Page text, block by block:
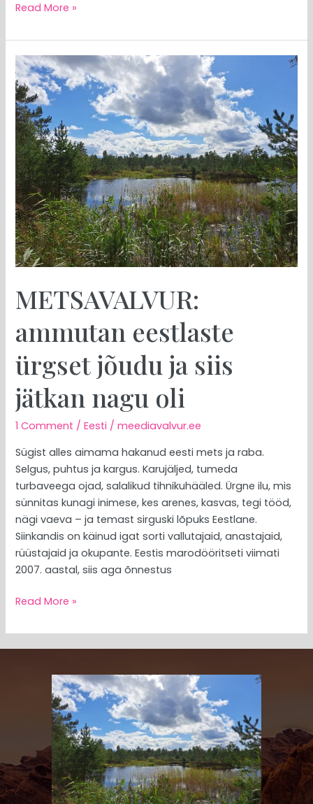
Read More »
METSAVALVUR:
ammutan eestlaste
ürgset jõudu ja siis
jätkan nagu oli
1 Comment /Eesti /meediavalvur.ee
Sügist alles aimama hakanud eesti mets ja raba.
Selgus, puhtus ja kargus. Karujäljed, tumeda
turbaveega ojad, salalikud tihnikuhääled. Ürgne ilu, mis
sünnitas kunagi inimese, kes arenes, kasvas, tegi tööd,
nägi vaeva – ja temast sirguski lõpuks Eestlane.
Siinkandis on käinud igat sorti vallutajaid, anastajaid,
rüüstajaid ja okupante. Eestis marodööritseti viimati
2007. aastal, siis aga õnnestus
METSAVALVUR:
ammutan
eestlaste
ürgset
jõudu
ja
siis
jätkan
nagu
oli
Read More »